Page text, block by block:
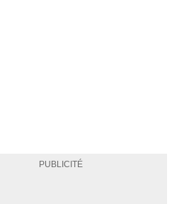
PUBLICITÉ